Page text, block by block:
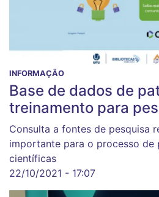
INFORMAÇÃO
Base de dados de
treinamento para
Consulta a fontes de pesquisa
importante para o processo de
científicas
22/10/2021 - 17:07